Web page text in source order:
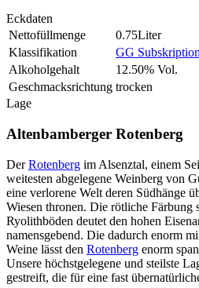
Eckdaten
Nettofüllmenge
0.75Liter
Klassifikation
GG Subskription
Alkoholgehalt
12.50% Vol.
Geschmacksrichtung trocken
Lage
Altenbamberger Rotenberg
DerRotenberg im Alsenztal, einem
weitesten abgelegene Weinberg von
eine verlorene Welt deren Südhänge
Wiesen thronen. Die rötliche Färbung
Ryolithböden deutet den hohen
namensgebend. Die dadurch enorm
Weine lässt den Rotenberg enorm
Unsere höchstgelegene und steilste
gestreift, die für eine fast